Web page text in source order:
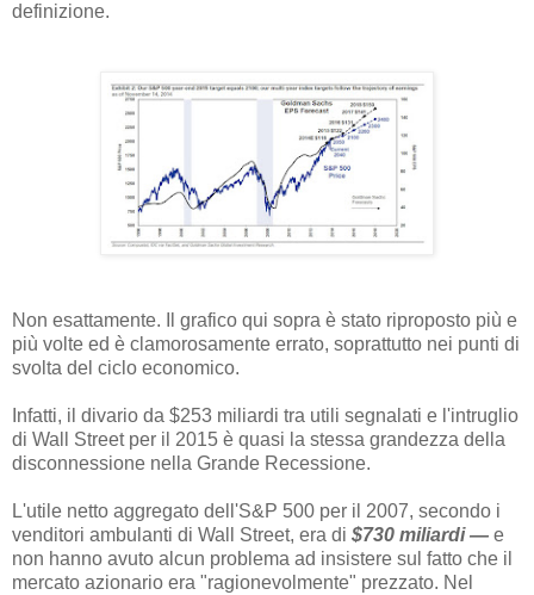
definizione.
Non esattamente. Il grafico qui sopra è stato riproposto più e
più volte ed è clamorosamente errato, soprattutto nei punti di
svolta del ciclo economico.
Infatti, il divario da $253 miliardi tra utili segnalati e l'intruglio
di Wall Street per il 2015 è quasi la stessa grandezza della
disconnessione nella Grande Recessione.
L'utile netto aggregato dell'S&P 500 per il 2007, secondo i
venditori ambulanti di Wall Street, era di $730 miliardi — e
non hanno avuto alcun problema ad insistere sul fatto che il
mercato azionario era "ragionevolmente" prezzato. Nel